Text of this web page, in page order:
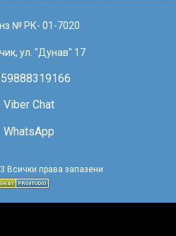
№ РК- 01-7020
ул. "Дунав" 17
Viber Chat
WhatsApp
Всички права запазени